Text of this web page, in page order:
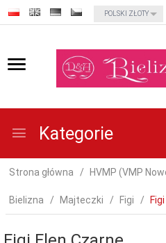
currency_h
POLSKI ZŁOTY
Kategorie
Strona główna HVMP (VMP
Bielizna Majteczki Figi